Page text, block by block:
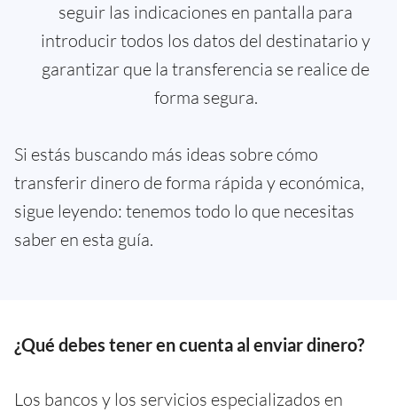
seguir las indicaciones en pantalla para
introducir todos los datos del destinatario y
garantizar que la transferencia se realice de
forma segura.
Si estás buscando más ideas sobre cómo
transferir dinero de forma rápida y económica,
sigue leyendo: tenemos todo lo que necesitas
saber en esta guía.
¿Qué debes tener en cuenta al enviar dinero?
Los bancos y los servicios especializados en